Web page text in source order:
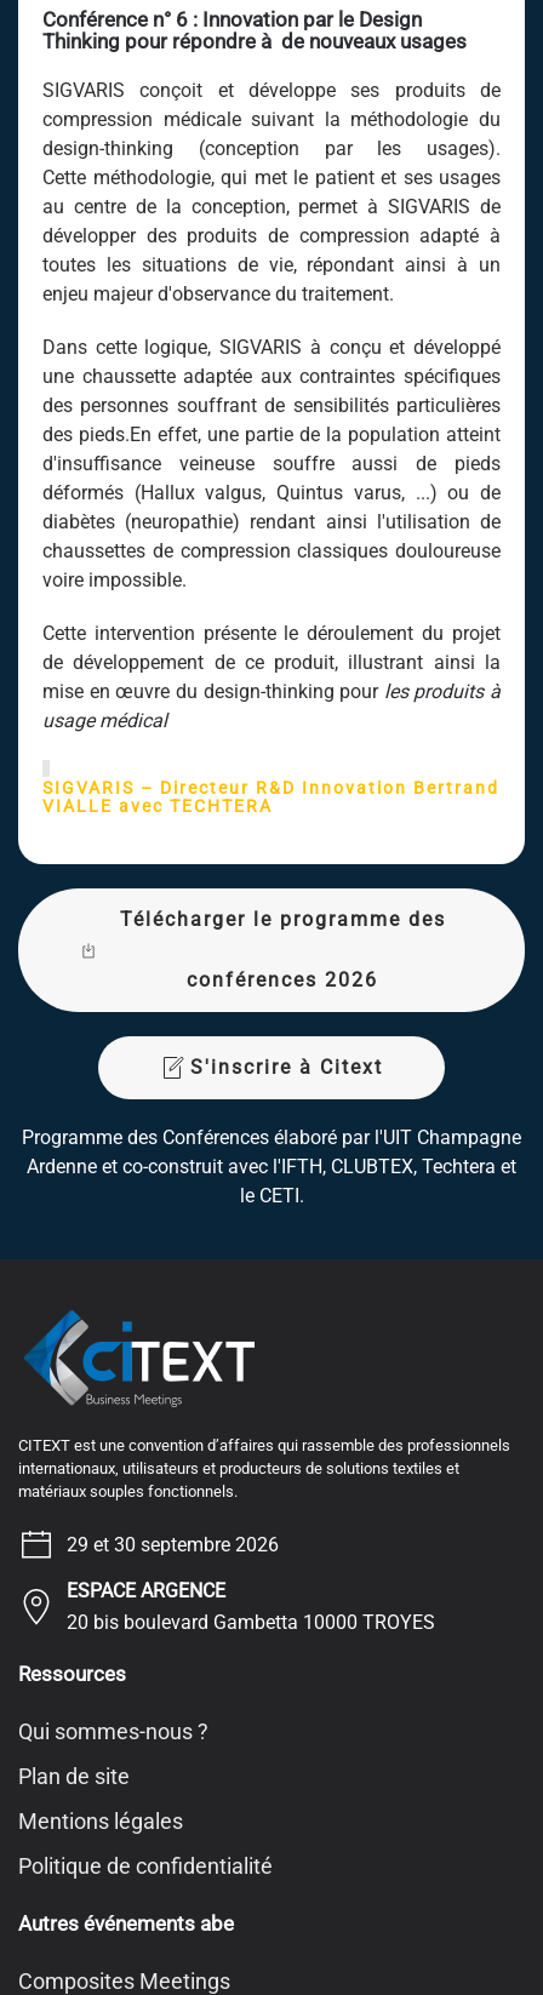
Conférence n° 6 : Innovation par le Design
Thinking pour répondre à de nouveaux usages
SIGVARIS conçoit et développe ses produits de
compression médicale suivant la méthodologie du
design-thinking (conception par les usages).
Cette méthodologie, qui met le patient et ses usages
au centre de la conception, permet à SIGVARIS de
développer des produits de compression adapté à
toutes les situations de vie, répondant ainsi à un
enjeu majeur d'observance du traitement.
Dans cette logique, SIGVARIS à conçu et développé
une chaussette adaptée aux contraintes spécifiques
des personnes souffrant de sensibilités particulières
des pieds.En effet, une partie de la population atteint
d'insuffisance veineuse souffre aussi de pieds
déformés (Hallux valgus, Quintus varus, ...) ou de
diabètes (neuropathie) rendant ainsi l'utilisation de
chaussettes de compression classiques douloureuse
voire impossible.
Cette intervention présente le déroulement du projet
de développement de ce produit, illustrant ainsi la
mise en œuvre du design-thinking pourles produits à
usage médical
SIGVARIS – Directeur R&D Innovation Bertrand
VIALLE avec TECHTERA
Télécharger le programme des
conférences 2026
S'inscrire à Citext
Programme des Conférences élaboré par l'UIT Champagne
Ardenne et co-construit avec l'IFTH, CLUBTEX, Techtera et
le CETI.
CITEXT est une convention d’affaires qui rassemble des professionnels
internationaux, utilisateurs et producteurs de solutions textiles et
matériaux souples fonctionnels.
29 et 30 septembre 2026
ESPACE ARGENCE
20 bis boulevard Gambetta 10000 TROYES
Ressources
Qui sommes-nous ?
Plan de site
Mentions légales
Politique de confidentialité
Autres événements abe
Composites Meetings